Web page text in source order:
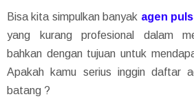
Bisa kita simpulkan banyak agen
yang kurang profesional dalam
bahkan dengan tujuan untuk
Apakah kamu serius inggin daftar
batang ?